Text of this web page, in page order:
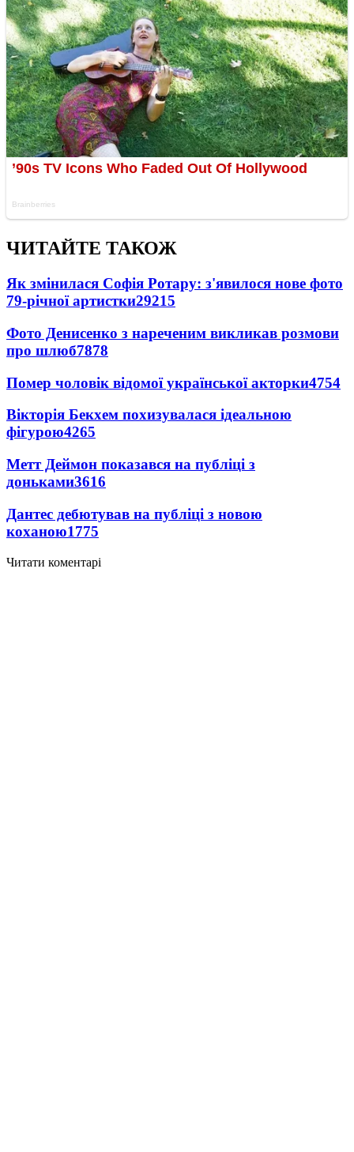
ЧИТАЙТЕ ТАКОЖ
Як змінилася Софія Ротару: з'явилося нове фото
79-річної артистки29215
Фото Денисенко з нареченим викликав розмови
про шлюб7878
Помер чоловік відомої української акторки4754
Вікторія Бекхем похизувалася ідеальною
фігурою4265
Метт Деймон показався на публіці з
доньками3616
Дантес дебютував на публіці з новою
коханою1775
Читати коментарі